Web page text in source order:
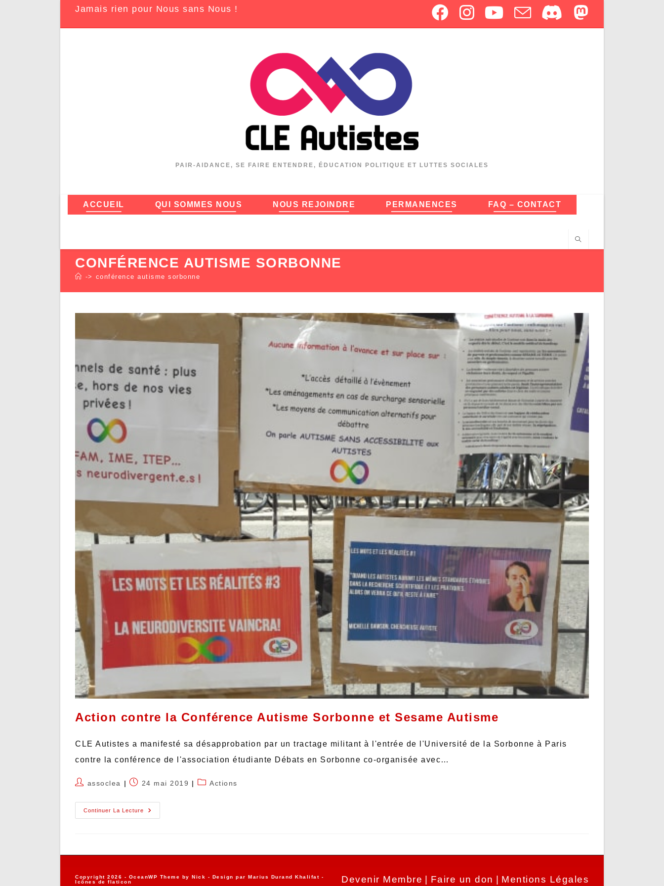
Jamais rien pour Nous sans Nous !
PAIR-AIDANCE, SE FAIRE ENTENDRE, ÉDUCATION POLITIQUE ET LUTTES SOCIALES
ACCUEIL QUI SOMMES NOUS NOUS REJOINDRE PERMANENCES FAQ – CONTACT
CONFÉRENCE AUTISME SORBONNE
-> conférence autisme sorbonne
Action contre la Conférence Autisme Sorbonne et Sesame Autisme
CLE Autistes a manifesté sa désapprobation par un tractage militant à l'entrée de l'Université de la Sorbonne à Paris
contre la conférence de l'association étudiante Débats en Sorbonne co-organisée avec…
assoclea 24 mai 2019 Actions
Continuer La Lecture
Devenir Membre Faire un don Mentions Légales
Copyright 2026 - OceanWP Theme by Nick - Design par Marius Durand Khalifat -
Icônes de flaticon